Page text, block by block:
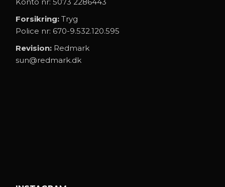
Forsikring: Tryg
Police nr: 670-9.532.120.595
Revision: Redmark
sun@redmark.dk